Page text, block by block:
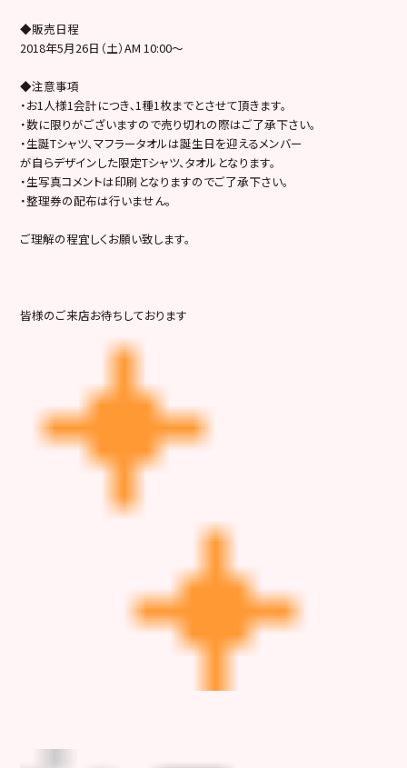
◆販売日程
2018年5月26日（土）AM 10:00～
◆注意事項
・お1人様1会計につき､1種1枚までとさせて頂きます。
・数に限りがございますので売り切れの際はご了承下さい。
・生誕Tシャツ、マフラータオルは誕生日を迎えるメンバー
が自らデザインした限定Tシャツ、タオルとなります。
・生写真コメントは印刷となりますのでご了承下さい。
・整理券の配布は行いません。
ご理解の程宜しくお願い致します。
皆様のご来店お待ちしております